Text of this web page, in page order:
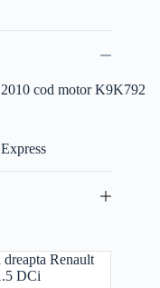
cod motor K9K792